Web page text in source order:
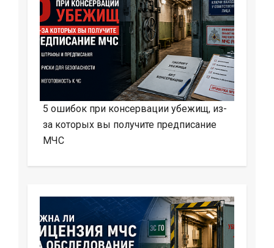
5 ошибок при консервации убежищ, из-
за которых вы получите предписание
МЧС